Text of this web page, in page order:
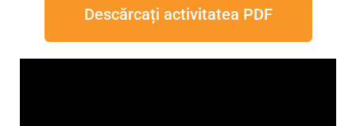
Descărcați activitatea PDF